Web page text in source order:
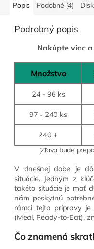
Popis Podobné (4)
Podrobný popis
Nakúpte viac
Množstvo
24 - 96 ks
97 - 240 ks
240 +
(Zľava bude
V dnešnej dobe je
situácie. Jedným z
takéto situácie je mať
nám poskytnú
rámci tejto prípravy je
(Meal, Ready-to-Eat),
Čo znamená